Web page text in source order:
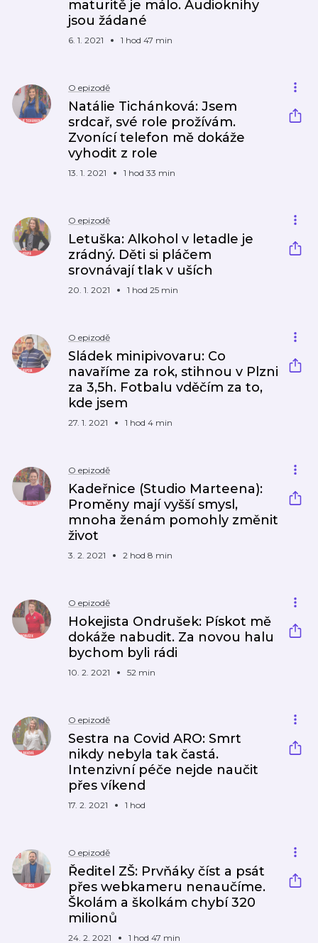
maturitě je málo. Audioknihy
jsou žádané
6. 1. 2021 1 hod 47 min
O epizodě
Natálie Tichánková: Jsem
srdcař, své role prožívám.
Zvonící telefon mě dokáže
vyhodit z role
13. 1. 2021 1 hod 33 min
O epizodě
Letuška: Alkohol v letadle je
zrádný. Děti si pláčem
srovnávají tlak v uších
20. 1. 2021 1 hod 25 min
O epizodě
Sládek minipivovaru: Co
navaříme za rok, stihnou v Plzni
za 3,5h. Fotbalu vděčím za to,
kde jsem
27. 1. 2021 1 hod 4 min
O epizodě
Kadeřnice (Studio Marteena):
Proměny mají vyšší smysl,
mnoha ženám pomohly změnit
život
3. 2. 2021 2 hod 8 min
O epizodě
Hokejista Ondrušek: Pískot mě
dokáže nabudit. Za novou halu
bychom byli rádi
10. 2. 2021 52 min
O epizodě
Sestra na Covid ARO: Smrt
nikdy nebyla tak častá.
Intenzivní péče nejde naučit
přes víkend
17. 2. 2021 1 hod
O epizodě
Ředitel ZŠ: Prvňáky číst a psát
přes webkameru nenaučíme.
Školám a školkám chybí 320
milionů
24. 2. 2021 1 hod 47 min